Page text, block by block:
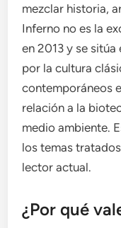
mezclar historia,
Inferno no es la
en 2013 y se
por la cultura
contemporáneos
relación a la
medio ambiente.
los temas
lector actual.
¿Por qué